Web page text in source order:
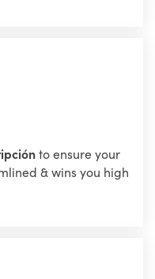
to ensure your
& wins you high